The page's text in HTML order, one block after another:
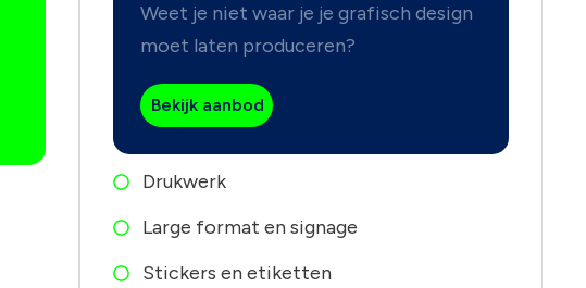
Weet je niet waar je je grafisch design
moet laten produceren?
Bekijk aanbod
Drukwerk
Large format en signage
Stickers en etiketten